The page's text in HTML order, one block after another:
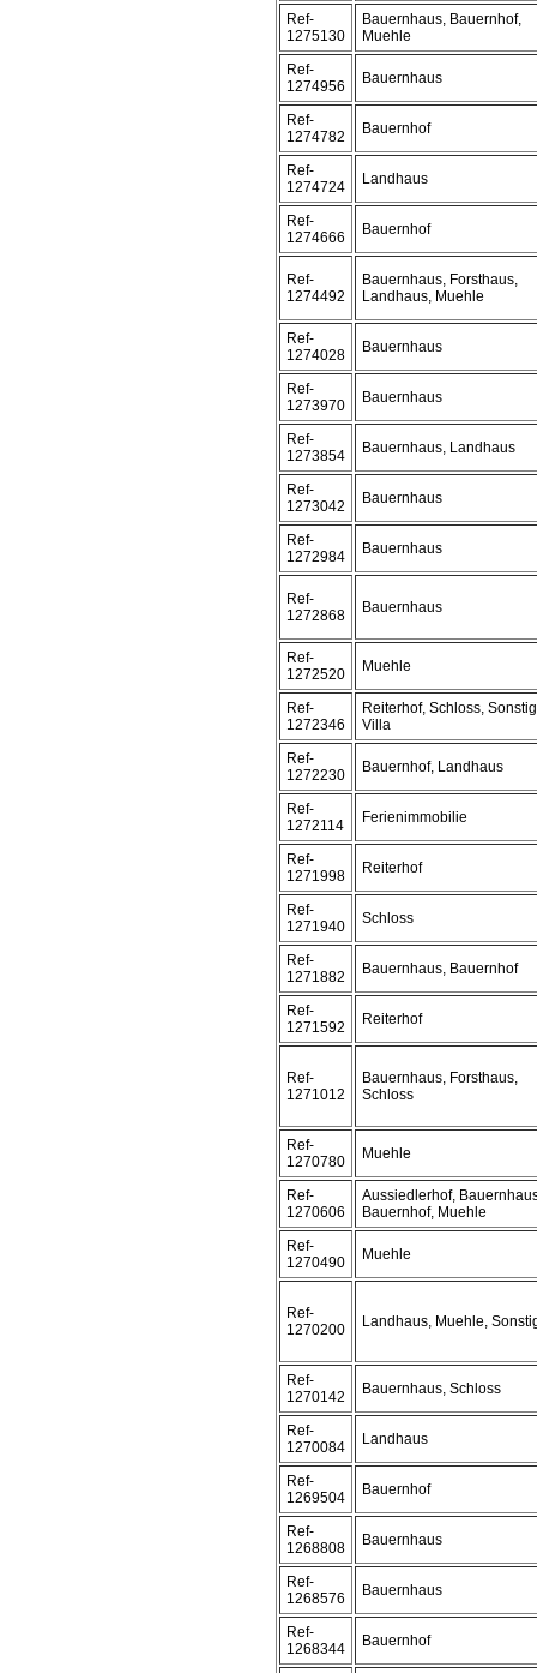
Ref-
1275130
Bauernhaus, Bauernhof,
Muehle
Ref-
1274956
Bauernhaus
Ref-
1274782
Bauernhof
Ref-
1274724
Landhaus
Ref-
1274666
Bauernhof
Ref-
1274492
Bauernhaus, Forsthaus,
Landhaus, Muehle
Ref-
1274028
Bauernhaus
Ref-
1273970
Bauernhaus
Ref-
1273854
Bauernhaus, Landhaus
Ref-
1273042
Bauernhaus
Ref-
1272984
Bauernhaus
Ref-
1272868
Bauernhaus
Ref-
1272520
Muehle
Ref-
1272346
Reiterhof, Schloss,
Villa
Ref-
1272230
Bauernhof, Landhaus
Ref-
1272114
Ferienimmobilie
Ref-
1271998
Reiterhof
Ref-
1271940
Schloss
Ref-
1271882
Bauernhaus, Bauernhof
Ref-
1271592
Reiterhof
Ref-
1271012
Bauernhaus, Forsthaus,
Schloss
Ref-
1270780
Muehle
Ref-
1270606
Aussiedlerhof,
Bauernhof, Muehle
Ref-
1270490
Muehle
Ref-
1270200
Landhaus, Muehle,
Ref-
1270142
Bauernhaus, Schloss
Ref-
1270084
Landhaus
Ref-
1269504
Bauernhof
Ref-
1268808
Bauernhaus
Ref-
1268576
Bauernhaus
Ref-
1268344
Bauernhof